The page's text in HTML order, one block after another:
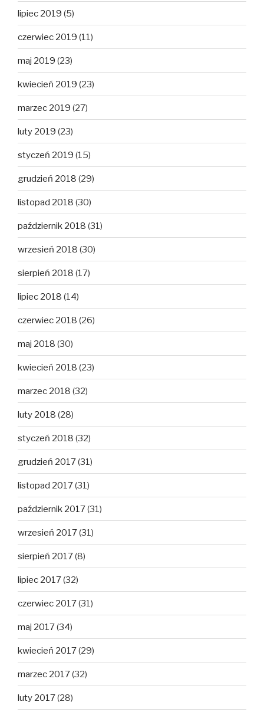
lipiec 2019 (5)
czerwiec 2019 (11)
maj 2019 (23)
kwiecień 2019 (23)
marzec 2019 (27)
luty 2019 (23)
styczeń 2019 (15)
grudzień 2018 (29)
listopad 2018 (30)
październik 2018 (31)
wrzesień 2018 (30)
sierpień 2018 (17)
lipiec 2018 (14)
czerwiec 2018 (26)
maj 2018 (30)
kwiecień 2018 (23)
marzec 2018 (32)
luty 2018 (28)
styczeń 2018 (32)
grudzień 2017(31)
listopad 2017(31)
październik 2017(31)
wrzesień 2017(31)
sierpień 2017(8)
lipiec 2017(32)
czerwiec 2017(31)
maj 2017(34)
kwiecień 2017(29)
marzec 2017(32)
luty 2017(28)